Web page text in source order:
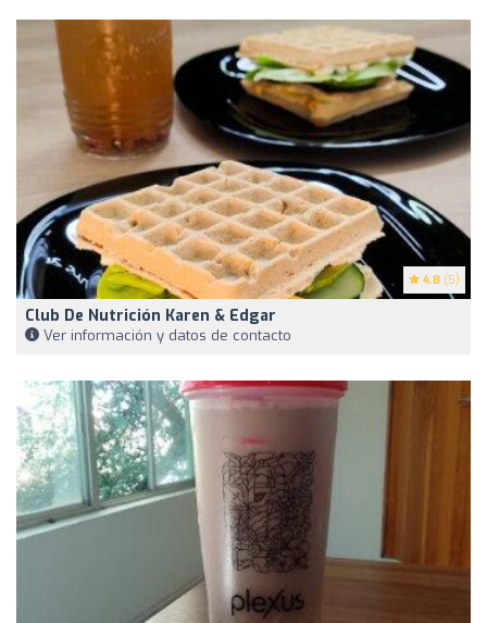
4.8 (5)
Club De Nutrición Karen & Edgar
Ver información y datos de contacto